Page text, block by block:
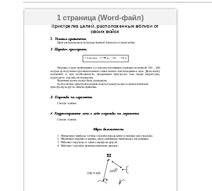
1 страница (Word-файл)